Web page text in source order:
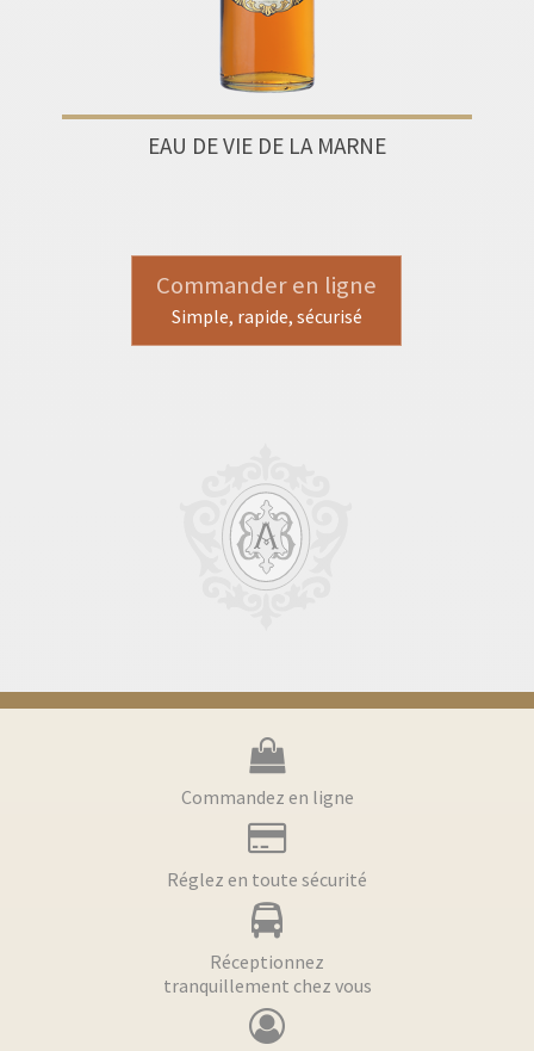
EAU DE VIE DE LA MARNE
Commander en ligne
Simple, rapide, sécurisé
Commandez en ligne
Réglez en toute sécurité
Réceptionnez
tranquillement chez vous